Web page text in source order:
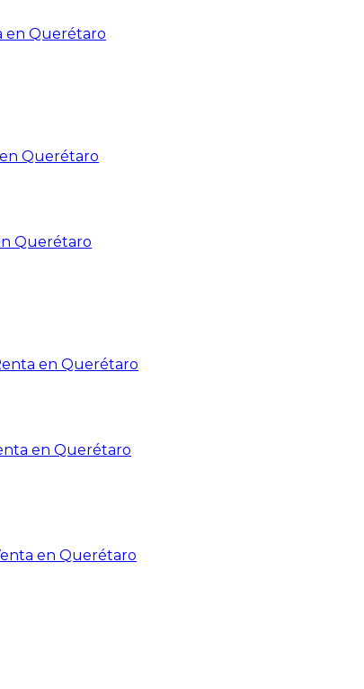
en Querétaro
Querétaro
Querétaro
en Querétaro
en Querétaro
en Querétaro